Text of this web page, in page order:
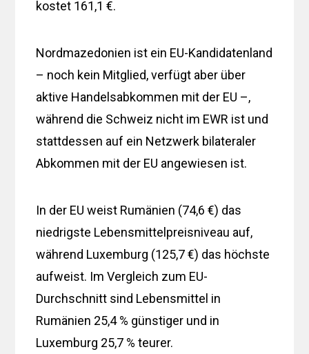
kostet 161,1 €.
Nordmazedonien ist ein EU-Kandidatenland
– noch kein Mitglied, verfügt aber über
aktive Handelsabkommen mit der EU –,
während die Schweiz nicht im EWR ist und
stattdessen auf ein Netzwerk bilateraler
Abkommen mit der EU angewiesen ist.
In der EU weist Rumänien (74,6 €) das
niedrigste Lebensmittelpreisniveau auf,
während Luxemburg (125,7 €) das höchste
aufweist. Im Vergleich zum EU-
Durchschnitt sind Lebensmittel in
Rumänien 25,4 % günstiger und in
Luxemburg 25,7 % teurer.